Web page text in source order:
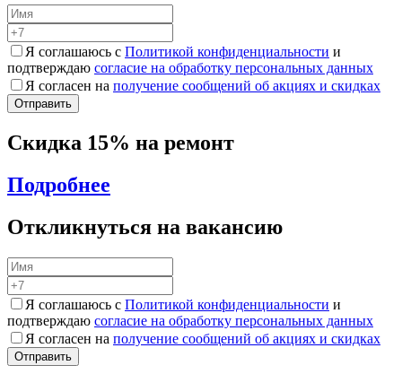
Я соглашаюсь с Политикой конфиденциальности и
подтверждаю согласие на обработку персональных данных
Я согласен на получение сообщений об акциях и скидках
Скидка 15% на ремонт
Подробнее
Откликнуться на вакансию
Я соглашаюсь с Политикой конфиденциальности и
подтверждаю согласие на обработку персональных данных
Я согласен на получение сообщений об акциях и скидках